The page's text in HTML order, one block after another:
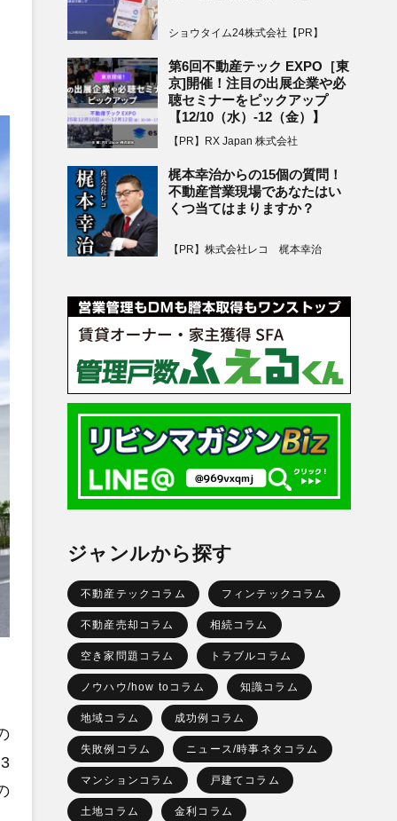
ショウタイム24株式会社【PR】
第6回不動産テック EXPO［東
京]開催！注目の出展企業や必
聴セミナーをピックアップ
【12/10（水）-12（金）】
【PR】RX Japan 株式会社
梶本幸治からの15個の質問！
不動産営業現場であなたはい
くつ当てはまりますか？
【PR】株式会社レコ 梶本幸治
ジャンルから探す
不動産テックコラム フィンテックコラム
不動産売却コラム 相続コラム
空き家問題コラム トラブルコラム
ノウハウ/how toコラム 知識コラム
地域コラム 成功例コラム
失敗例コラム ニュース/時事ネタコラム
マンションコラム 戸建てコラム
土地コラム 金利コラム